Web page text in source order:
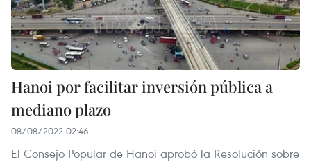
Hanoi por facilitar inversión pública a
mediano plazo
08/08/2022 02:46
El Consejo Popular de Hanoi aprobó la Resolución sobre